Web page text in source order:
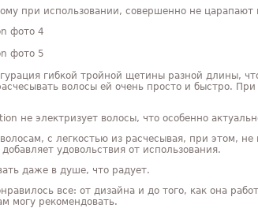
при использовании, совершенно не
гибкой тройной щетины разной длины,
волосы ей очень просто и быстро.
не электризует волосы, что особенно
с легкостью из расчесывая, при этом,
удовольствия от использования.
даже в душе, что радует.
все: от дизайна и до того, как она
могу рекомендовать.